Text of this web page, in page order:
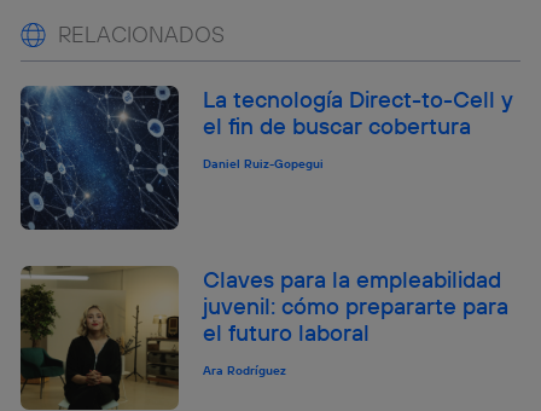
RELACIONADOS
La tecnología Direct-to-Cell y
el fin de buscar cobertura
Daniel Ruiz-Gopegui
Claves para la empleabilidad
juvenil: cómo prepararte para
el futuro laboral
Ara Rodríguez